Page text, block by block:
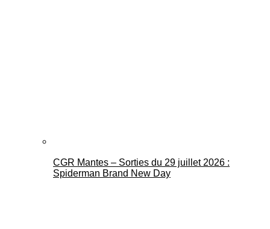
CGR Mantes – Sorties du 29 juillet 2026 :
Spiderman Brand New Day